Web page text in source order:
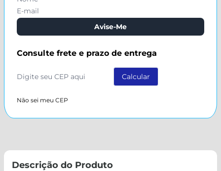
Avise-Me
Consulte frete e prazo de entrega
Não sei meu CEP
Descrição do Produto